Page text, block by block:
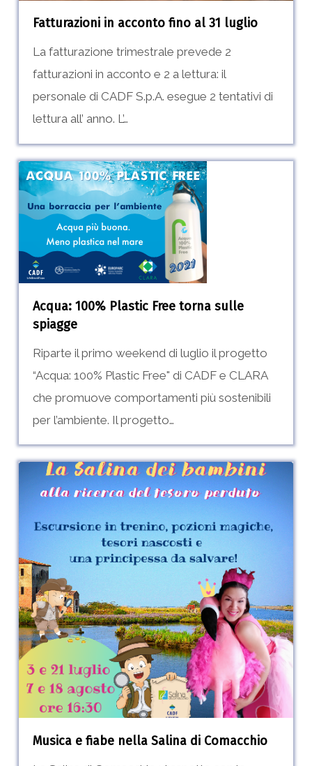
Fatturazioni in acconto fino al 31 luglio
La fatturazione trimestrale prevede 2
fatturazioni in acconto e 2 a lettura: il
personale di CADF S.p.A. esegue 2 tentativi di
lettura all’ anno. L’…
Acqua:
100%
Plastic
torna
sulle
spiagge
Acqua: 100% Plastic Free torna sulle
spiagge
Riparte il primo weekend di luglio il progetto
“Acqua: 100% Plastic Free" di CADF e CLARA
che promuove comportamenti più sostenibili
per l’ambiente. Il progetto…
Musica
Salina
di
Comacchio
Musica e fiabe nella Salina di Comacchio